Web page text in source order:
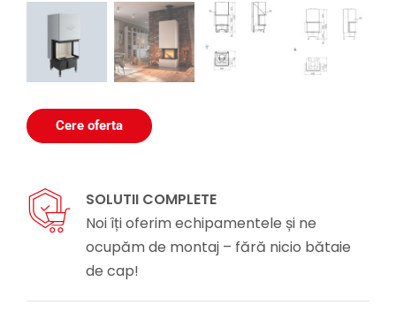
Cere oferta
SOLUTII COMPLETE
Noi îți oferim echipamentele și ne
ocupăm de montaj – fără nicio bătaie
de cap!